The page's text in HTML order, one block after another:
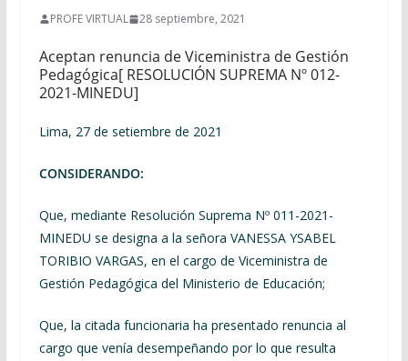
PROFE VIRTUAL 28 septiembre, 2021
Aceptan renuncia de Viceministra de Gestión
Pedagógica[ RESOLUCIÓN SUPREMA Nº 012-
2021-MINEDU]
Lima, 27 de setiembre de 2021
CONSIDERANDO:
Que, mediante Resolución Suprema Nº 011-2021-
MINEDU se designa a la señora VANESSA YSABEL
TORIBIO VARGAS, en el cargo de Viceministra de
Gestión Pedagógica del Ministerio de Educación;
Que, la citada funcionaria ha presentado renuncia al
cargo que venía desempeñando por lo que resulta